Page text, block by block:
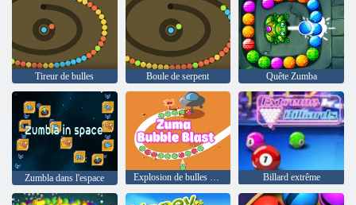
Tireur de bulles Boule de serpent Quête Zumba
Zumbla dans l'espace Explosion de bulles de Zuma Billard extrême